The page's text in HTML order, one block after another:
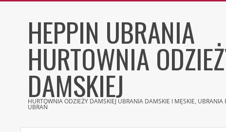
HEPPIN UBRANIA
HURTOWNIA
DAMSKIEJ
HURTOWNIA ODZIEŻY DAMSKIEJ UBRANIA DAMSKIE I MĘSKIE, UBRANIA
UBRAŃ